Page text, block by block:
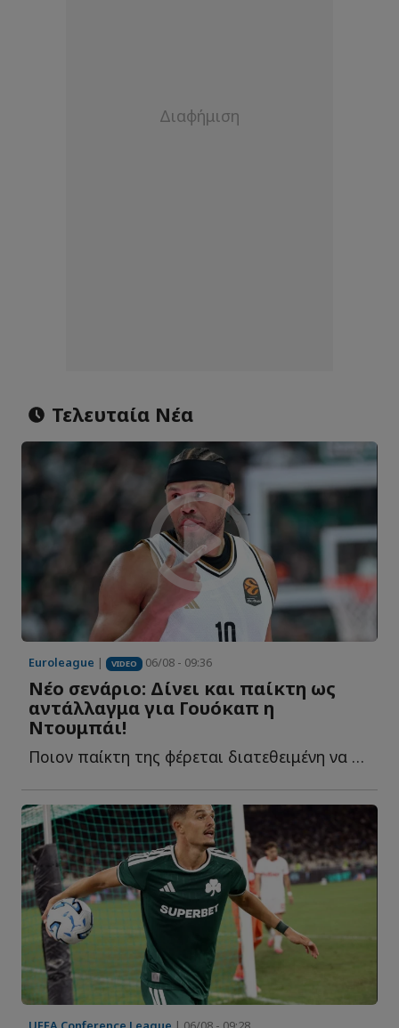
Τελευταία Νέα
Euroleague | VIDEO 06/08 - 09:36
Νέο σενάριο: Δίνει και παίκτη ως
αντάλλαγμα για Γουόκαπ η
Ντουμπάι!
Ποιον παίκτη της φέρεται διατεθειμένη να δώσει στον Ο...